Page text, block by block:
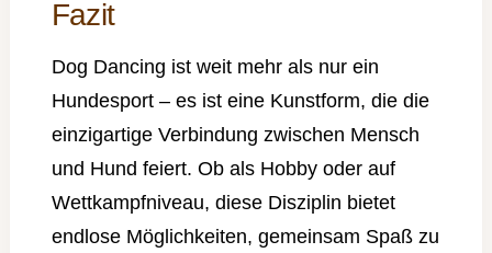
Fazit
Dog Dancing ist weit mehr als nur ein
Hundesport – es ist eine Kunstform, die die
einzigartige Verbindung zwischen Mensch
und Hund feiert. Ob als Hobby oder auf
Wettkampfniveau, diese Disziplin bietet
endlose Möglichkeiten, gemeinsam Spaß zu